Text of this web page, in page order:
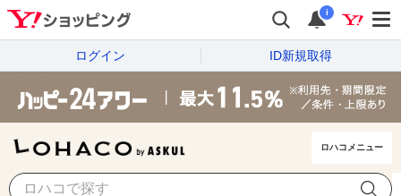
i
ログイン ID新規取得
ロハコメニュー